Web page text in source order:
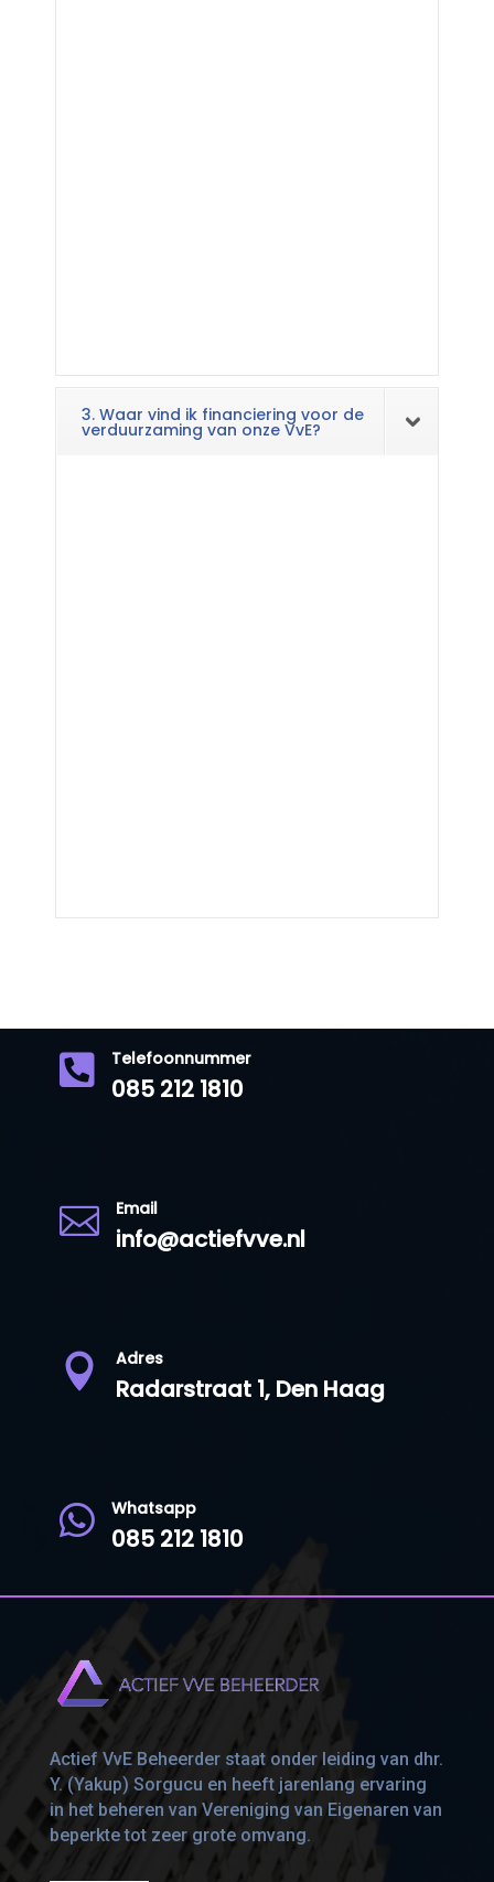
3. Waar vind ik financiering voor de
verduurzaming van onze VvE?
 Telefoonnummer
085 212 1810
 Email
info@actiefvve.nl
 Adres
Radarstraat 1, Den Haag
 Whatsapp
085 212 1810
Actief VvE Beheerder staat onder leiding van dhr.
Y. (Yakup) Sorgucu en heeft jarenlang ervaring
in het beheren van Vereniging van Eigenaren van
beperkte tot zeer grote omvang.